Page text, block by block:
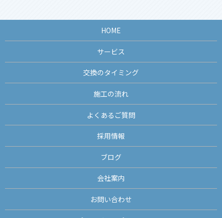
HOME
サービス
交換のタイミング
施工の流れ
よくあるご質問
採用情報
ブログ
会社案内
お問い合わせ